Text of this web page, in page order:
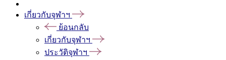
เกี่ยวกับจุฬาฯ
ย้อนกลับ
เกี่ยวกับจุฬาฯ
ประวัติจุฬาฯ